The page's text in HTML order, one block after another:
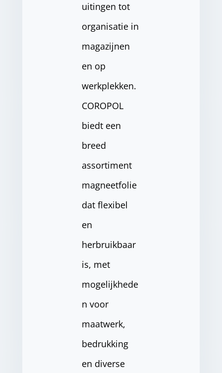
uitingen tot
organisatie in
magazijnen
en op
werkplekken.
COROPOL
biedt een
breed
assortiment
magneetfolie
dat flexibel
en
herbruikbaar
is, met
mogelijkhede
n voor
maatwerk,
bedrukking
en diverse